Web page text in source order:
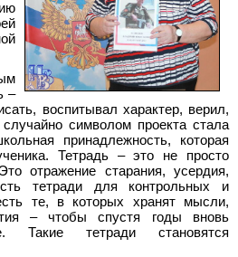
–
воспитывал характер, верил,
символом проекта стала
принадлежность, которая
Тетрадь – это не просто
отражение старания, усердия,
тетради для контрольных и
те, в которых хранят мысли,
– чтобы спустя годы вновь
Такие тетради становятся